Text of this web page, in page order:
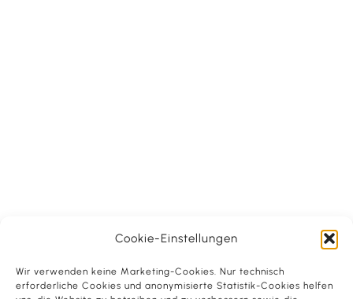
Cookie-Einstellungen
Wir verwenden keine Marketing-Cookies. Nur technisch
erforderliche Cookies und anonymisierte Statistik-Cookies helfen